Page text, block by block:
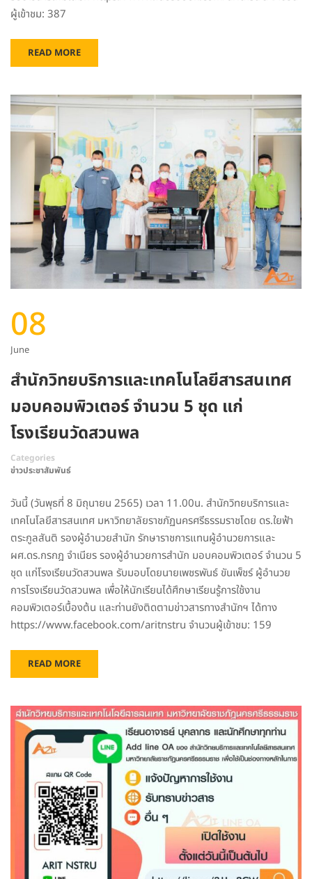
ผู้เข้าชม: 387
READ MORE
08
June
สำนักวิทยบริการและเทคโนโลยีสารสนเทศ
มอบคอมพิวเตอร์ จำนวน 5 ชุด แก่
โรงเรียนวัดสวนพล
Categories
ข่าวประชาสัมพันธ์
วันนี้ (วันพุธที่ 8 มิถุนายน 2565) เวลา 11.00น. สำนักวิทยบริการและ
เทคโนโลยีสารสนเทศ มหาวิทยาลัยราชภัฏนครศรีธรรมราชโดย ดร.ใยฟ้า
ตระกูลสันติ รองผู้อำนวยสำนัก รักษาราชการแทนผู้อำนวยการและ
ผศ.ดร.กรกฎ จำเนียร รองผู้อำนวยการสำนัก มอบคอมพิวเตอร์ จำนวน 5
ชุด แก่โรงเรียนวัดสวนพล รับมอบโดยนายเพชรพันธ์ ขันเพ็ชร์ ผู้อำนวย
การโรงเรียนวัดสวนพล เพื่อให้นักเรียนได้ศึกษาเรียนรู้การใช้งาน
คอมพิวเตอร์เบื้องต้น และท่านยังติดตามข่าวสารทางสำนักฯ ได้ทาง
https://www.facebook.com/aritnstru จำนวนผู้เข้าชม: 159
READ MORE